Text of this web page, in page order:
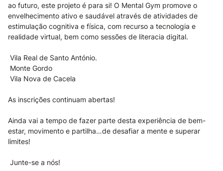
ao futuro, este projeto é para si! O Mental Gym promove o
envelhecimento ativo e saudável através de atividades de
estimulação cognitiva e física, com recurso a tecnologia e
realidade virtual, bem como sessões de literacia digital.
Vila Real de Santo António.
Monte Gordo
Vila Nova de Cacela
As inscrições continuam abertas!
Ainda vai a tempo de fazer parte desta experiência de bem-
estar, movimento e partilha…de desafiar a mente e superar
limites!
Junte-se a nós!